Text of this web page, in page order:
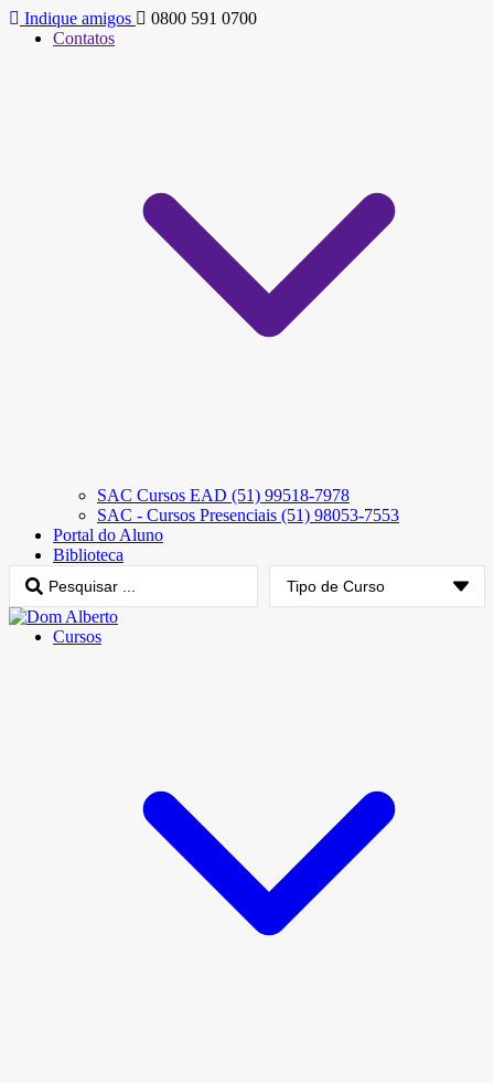
Indique amigos
0800 591 0700
Contatos
SAC Cursos EAD (51) 99518-7978
SAC - Cursos Presenciais (51) 98053-7553
Portal do Aluno
Biblioteca
Cursos